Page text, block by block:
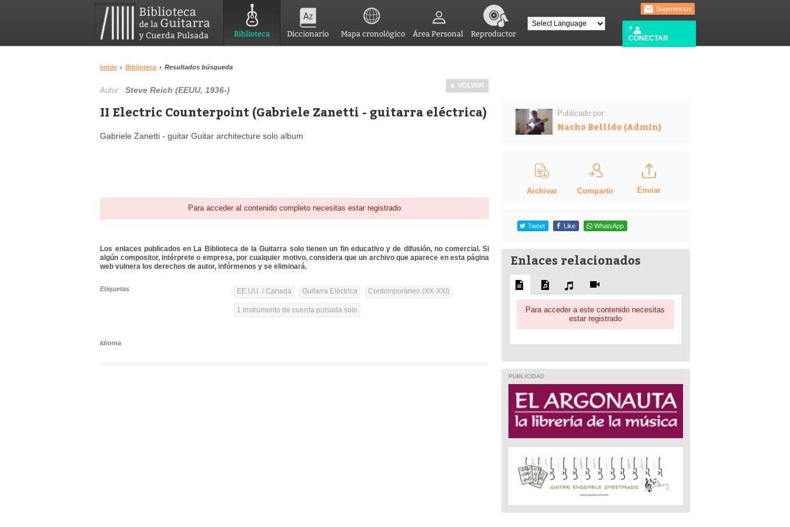
Biblioteca Diccionario Mapa cronológico Área Personal Reproductor
Sugerencias
CONECTAR
Inicio › Biblioteca › Resultados búsqueda
VOLVER
Autor:Steve Reich (EEUU, 1936-)
II Electric Counterpoint (Gabriele Zanetti - guitarra eléctrica)
Gabriele Zanetti - guitar Guitar architecture solo album
Para acceder al contenido completo necesitas estar registrado
Los enlaces publicados en La Biblioteca de la Guitarra solo tienen un fin educativo y de difusión, no comercial. Si
algún compositor, intérprete o empresa, por cualquier motivo, considera que un archivo que aparece en esta página
web vulnera los derechos de autor, infórmenos y se eliminará.
Etiquetas EE.UU. / Canada Guitarra Eléctrica Contemporáneo (XX-XXI)
1 instrumento de cuerda pulsada solo
Idioma
Publicado por:
Nacho Bellido (Admin)
Archivar Compartir Enviar
Tweet Like WhatsApp
Enlaces relacionados
Para acceder a este contenido necesitas
estar registrado
PUBLICIDAD